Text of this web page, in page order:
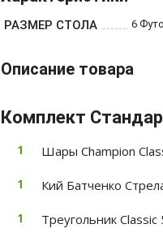
РАЗМЕР СТОЛА 6
Описание товара
Комплект
Шары Champion
Кий Батченко
Треугольник